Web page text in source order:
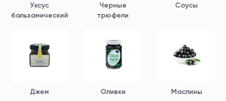
Уксус
бальзамический
Черные
трюфели
Соусы
Джем Оливки Маслины